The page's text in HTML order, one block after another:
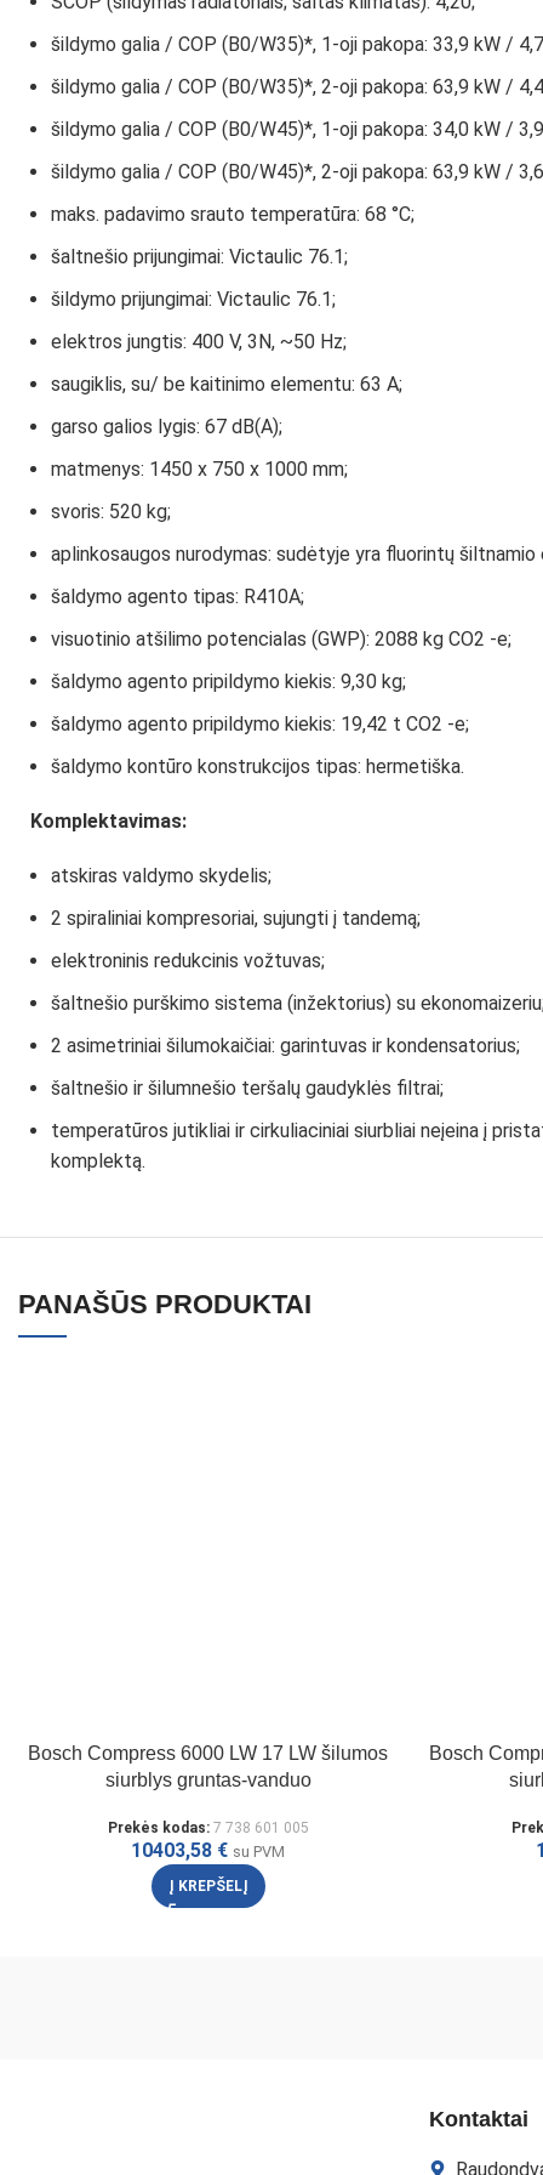
šildymo galia / COP (B0/W35)*, 1-oji pakopa: 33,9 kW /
šildymo galia / COP (B0/W35)*, 2-oji pakopa: 63,9 kW /
šildymo galia / COP (B0/W45)*, 1-oji pakopa: 34,0 kW /
šildymo galia / COP (B0/W45)*, 2-oji pakopa: 63,9 kW /
maks. padavimo srauto temperatūra: 68 °С;
šaltnešio prijungimai: Victaulic 76.1;
šildymo prijungimai: Victaulic 76.1;
elektros jungtis: 400 V, 3N, ~50 Hz;
saugiklis, su/ be kaitinimo elementu: 63 A;
garso galios lygis: 67 dB(A);
matmenys: 1450 x 750 x 1000 mm;
svoris: 520 kg;
aplinkosaugos nurodymas: sudėtyje yra fluorintų
šaldymo agento tipas: R410A;
visuotinio atšilimo potencialas (GWP): 2088 kg CO2 -e;
šaldymo agento pripildymo kiekis: 9,30 kg;
šaldymo agento pripildymo kiekis: 19,42 t CO2 -e;
šaldymo kontūro konstrukcijos tipas: hermetiška.
Komplektavimas:
atskiras valdymo skydelis;
2 spiraliniai kompresoriai, sujungti į tandemą;
elektroninis redukcinis vožtuvas;
šaltnešio purškimo sistema (inžektorius) su
2 asimetriniai šilumokaičiai: garintuvas ir kondensatorius;
šaltnešio ir šilumnešio teršalų gaudyklės filtrai;
temperatūros jutikliai ir cirkuliaciniai siurbliai neįeina į
komplektą.
PANAŠŪS PRODUKTAI
Bosch Compress 6000 LW 17 LW šilumos
siurblys gruntas-vanduo
Prekės kodas: 7 738 601 005
10403,58 € su PVM
Į KREPŠELĮ
Bosch
Kontaktai